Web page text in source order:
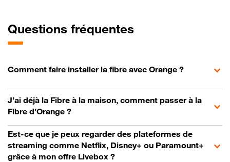
Questions fréquentes
Comment faire installer la fibre avec Orange ?
J’ai déjà la Fibre à la maison, comment passer à la
Fibre d’Orange ?
Est-ce que je peux regarder des plateformes de
streaming comme Netflix, Disney+ ou Paramount+
grâce à mon offre Livebox ?